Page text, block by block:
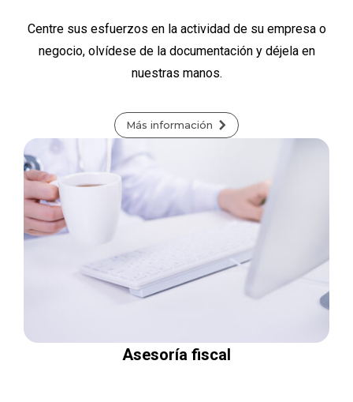
Centre sus esfuerzos en la actividad de su empresa o
negocio, olvídese de la documentación y déjela en
nuestras manos.
Más información
Asesoría fiscal